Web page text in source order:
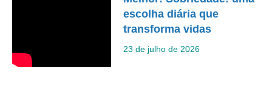
escolha diária que
transforma vidas
23 de julho de 2026